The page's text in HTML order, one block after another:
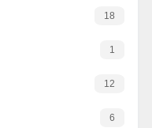
18
1
12
6